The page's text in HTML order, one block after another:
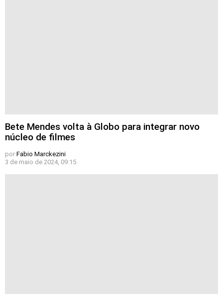
Bete Mendes volta à Globo para integrar novo
núcleo de filmes
por Fabio Marckezini
3 de maio de 2024, 09:15